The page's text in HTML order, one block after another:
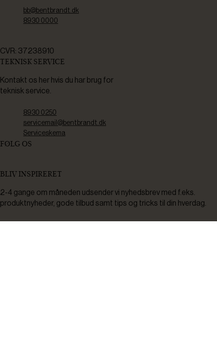
bb@bentbrandt.dk
8930 0000
CVR: 37238910
TEKNISK SERVICE
Kontakt os her hvis du har brug for
teknisk service.
8930 0250
servicemail@bentbrandt.dk
Serviceskema
FØLG OS
BLIV INSPIRERET
2-4 gange om måneden udsender vi nyhedsbrev med f.eks.
produktnyheder, gode tilbud samt tips og tricks til din hverdag.